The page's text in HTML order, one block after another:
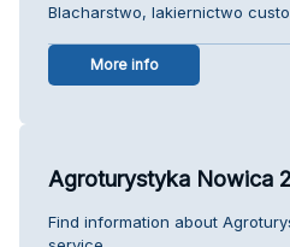
Blacharstwo, lakiernictwo
More info
Agroturystyka Nowica
Find information about